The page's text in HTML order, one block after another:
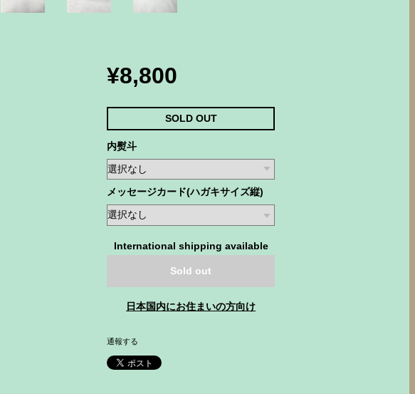
¥8,800
SOLD OUT
内熨斗
メッセージカード(ハガキサイズ縦)
International shipping available
Sold out
日本国内にお住まいの方向け
通報する